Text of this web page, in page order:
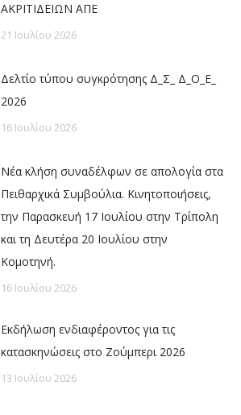
ΑΚΡΙΤΙΔΕΙΩΝ ΑΠΕ
21 Ιουλίου 2026
Δελτίο τύπου συγκρότησης Δ_Σ_ Δ_Ο_Ε_
2026
16 Ιουλίου 2026
Νέα κλήση συναδέλφων σε απολογία στα
Πειθαρχικά Συμβούλια. Κινητοποιήσεις,
την Παρασκευή 17 Ιουλίου στην Τρίπολη
και τη Δευτέρα 20 Ιουλίου στην
Κομοτηνή.
16 Ιουλίου 2026
Εκδήλωση ενδιαφέροντος για τις
κατασκηνώσεις στο Ζούμπερι 2026
13 Ιουλίου 2026